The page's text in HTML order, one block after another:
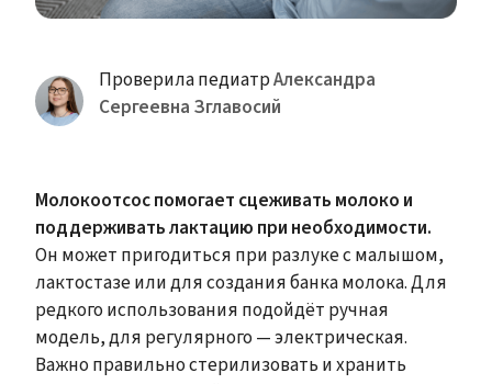
Проверила педиатрАлександра
Сергеевна Зглавосий
Молокоотсос помогает сцеживать молоко и
поддерживать лактацию при необходимости.
Он может пригодиться при разлуке с малышом,
лактостазе или для создания банка молока. Для
редкого использования подойдёт ручная
модель, для регулярного — электрическая.
Важно правильно стерилизовать и хранить